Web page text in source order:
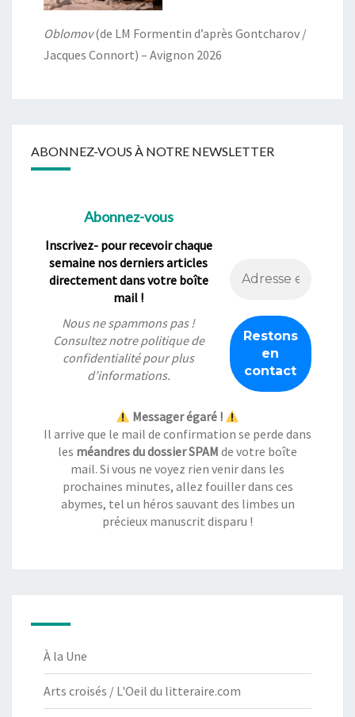
Oblomov(de LM Formentin d’après Gontcharov /
Jacques Connort) – Avignon 2026
ABONNEZ-VOUS À NOTRE NEWSLETTER
Abonnez-vous
Inscrivez- pour recevoir chaque
semaine nos derniers articles
directement dans votre boîte
mail !
Nous ne spammons pas !
Consultez notrepolitique de
confidentialitépour plus
d’informations.
Messager égaré !
Il arrive que le mail de confirmation se perde dans
les méandres du dossier SPAM de votre boîte
mail. Si vous ne voyez rien venir dans les
prochaines minutes, allez fouiller dans ces
abymes, tel un héros sauvant des limbes un
précieux manuscrit disparu !
À la Une
Arts croisés / L'Oeil du litteraire.com